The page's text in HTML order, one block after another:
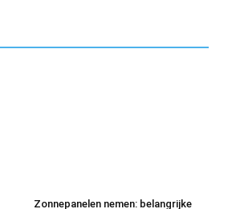
Zonnepanelen nemen: belangrijke